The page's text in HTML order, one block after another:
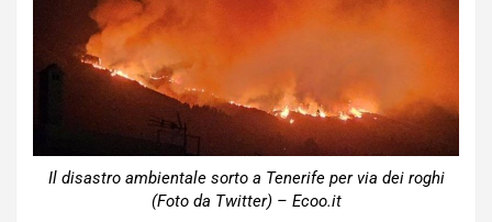
Il disastro ambientale sorto a Tenerife per via dei roghi
(Foto da Twitter) – Ecoo.it